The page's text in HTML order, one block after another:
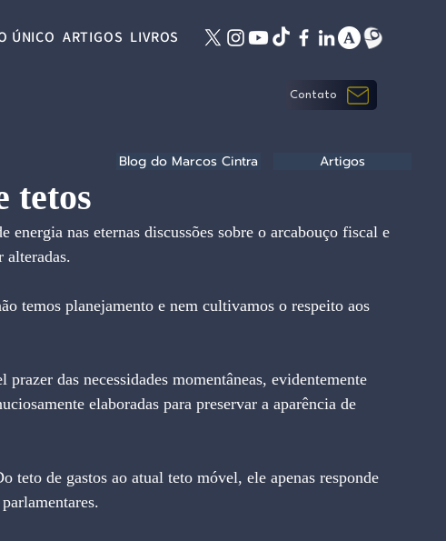
ÚNICO ARTIGOS LIVROS
Contato
tetos
nas eternas discussões sobre o arcabouço fiscal e
alteradas.
temos planejamento e nem cultivamos o respeito aos
prazer das necessidades momentâneas, evidentemente
elaboradas para preservar a aparência de
teto de gastos ao atual teto móvel, ele apenas responde
Blog do Marcos Cintra Artigos